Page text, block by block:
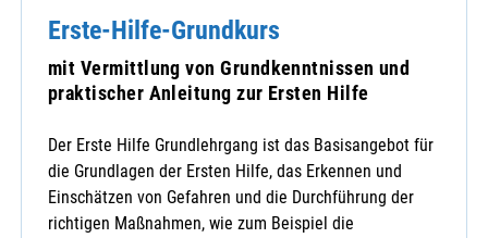
Erste-Hilfe-Grundkurs
mit Vermittlung von Grundkenntnissen und
praktischer Anleitung zur Ersten Hilfe
Der Erste Hilfe Grundlehrgang ist das Basisangebot für
die Grundlagen der Ersten Hilfe, das Erkennen und
Einschätzen von Gefahren und die Durchführung der
richtigen Maßnahmen, wie zum Beispiel die